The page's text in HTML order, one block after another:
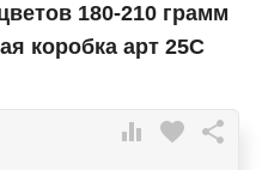
180-210 грамм
коробка арт 25C
 favorite 